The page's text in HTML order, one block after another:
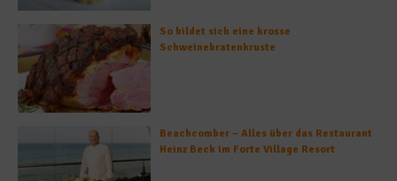
So bildet sich eine krosse
Schweinebratenkruste
Beachcomber – Alles über das Restaurant
Heinz Beck im Forte Village Resort